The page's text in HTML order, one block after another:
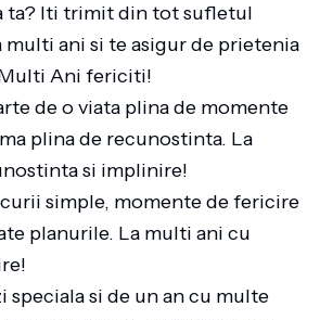
ta? Iti trimit din tot sufletul
multi ani si te asigur de prietenia
Multi Ani fericiti!
de o viata plina de momente
plina de recunostinta. La
si implinire!
simple, momente de fericire
planurile. La multi ani cu
speciala si de un an cu multe